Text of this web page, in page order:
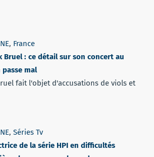
, France
Bruel : ce détail sur son concert au
mal
fait l'objet d'accusations de viols et
, Séries Tv
de la série HPI en difficultés